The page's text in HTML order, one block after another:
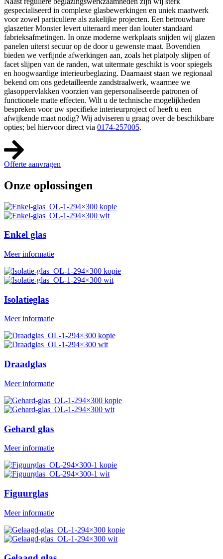
gespecialiseerd in complexe glasbewerkingen en uniek maatwerk
voor zowel particuliere als zakelijke projecten. Een betrouwbare
glaszetter Monster levert uiteraard meer dan louter standaard
fabrieksafmetingen. In onze moderne werkplaats snijden wij glazen
panelen uiterst secuur op de door u gewenste maat. Bovendien
bieden we verfijnde afwerkingen aan, zoals het platpoly slijpen of
facet slijpen van de randen, wat uitermate geschikt is voor spiegels
en hoogwaardige interieurbeglazing. Daarnaast staan we regionaal
bekend om ons gedetailleerde zandstraalwerk, waarmee we
glasoppervlakken voorzien van gepersonaliseerde patronen of
functionele matte effecten. Wilt u de technische mogelijkheden
bespreken voor uw specifieke interieurproject of heeft u een
afwijkende maat nodig? Wij adviseren u graag over de beschikbare
opties; bel hiervoor direct via 0174-257005.
Offerte aanvragen
Onze oplossingen
Enkel glas
Meer informatie
Isolatieglas
Meer informatie
Draadglas
Meer informatie
Gehard glas
Meer informatie
Figuurglas
Meer informatie